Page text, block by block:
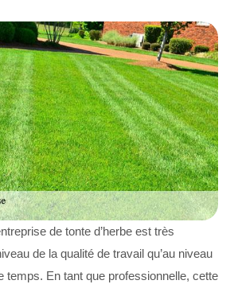
de tonte d’herbe est très
de la qualité de travail qu’au niveau
temps. En tant que professionnelle, cette